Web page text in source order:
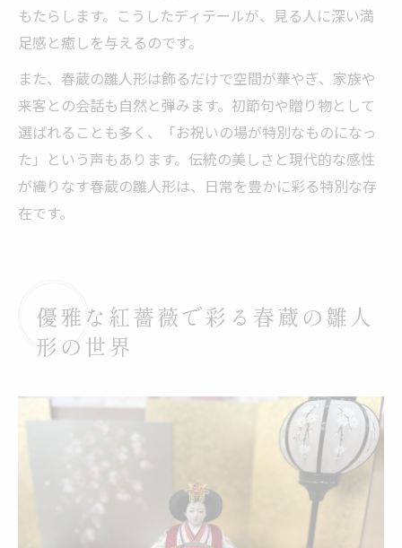
もたらします。こうしたディテールが、見る人に深い満
足感と癒しを与えるのです。
また、春蔵の雛人形は飾るだけで空間が華やぎ、家族や
来客との会話も自然と弾みます。初節句や贈り物として
選ばれることも多く、「お祝いの場が特別なものになっ
た」という声もあります。伝統の美しさと現代的な感性
が織りなす春蔵の雛人形は、日常を豊かに彩る特別な存
在です。
優雅な紅薔薇で彩る春蔵の雛人
形の世界